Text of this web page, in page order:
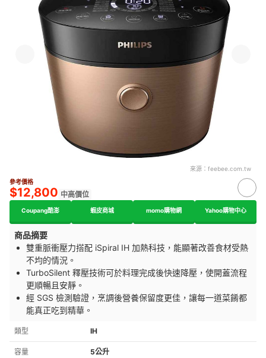
來源： feebee.com.tw
參考價格
$12,800 中高價位
Coupang酷澎 蝦皮商城 momo購物網 Yahoo購物中心
商品摘要
雙重脈衝壓力搭配 iSpiral IH 加熱科技，能顯著改善食材受熱
不均的情況。
TurboSilent 釋壓技術可於料理完成後快速降壓，使開蓋流程
更順暢且安靜。
經 SGS 檢測驗證，烹調後營養保留度更佳，讓每一道菜餚都
能真正吃到精華。
類型 IH
容量 5公升